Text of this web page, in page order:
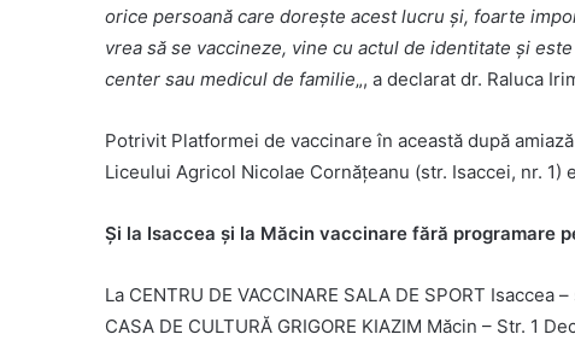
orice persoană care doreşte acest lucru şi, foarte
vrea să se vaccineze, vine cu actul de identitate şi
center sau medicul de familie„, a declarat dr. Raluca
Potrivit Platformei de vaccinare în această după
Liceului Agricol Nicolae Cornăţeanu (str. Isaccei, nr.
Şi la Isaccea şi la Măcin vaccinare fără programare
La CENTRU DE VACCINARE SALA DE SPORT Isaccea
CASA DE CULTURĂ GRIGORE KIAZIM Măcin – Str. 1